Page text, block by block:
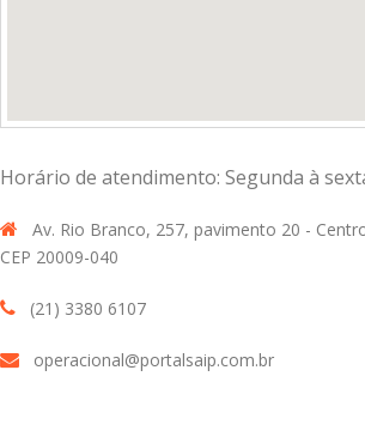
Horário de atendimento: Segunda à
Av. Rio Branco, 257, pavimento 20 -
CEP 20009-040
(21) 3380 6107
operacional@portalsaip.com.br